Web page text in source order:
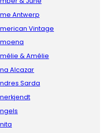
Antwerp
Vintage
& Amélie
Alcazar
Sarda